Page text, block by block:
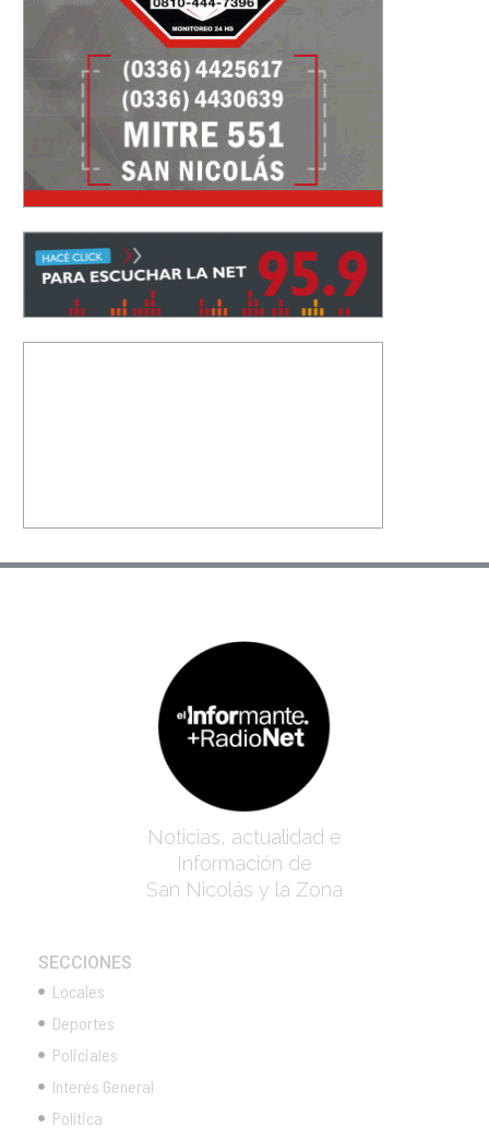
Noticias, actualidad e
Información de
San Nicolás y la Zona
SECCIONES
Locales
Deportes
Policiales
Interés General
Política